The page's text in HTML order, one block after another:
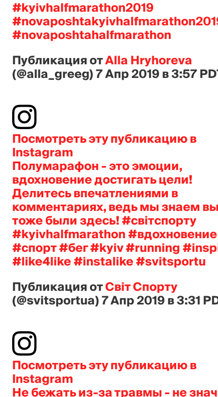
#kyivhalfmarathon2019
#novaposhtahalfmarathon
Публикация отAlla Hryhoreva
(@alla_greeg)7 Апр 2019 в 3:57
Посмотреть эту публикацию в
Instagram
Полумарафон - это эмоции,
вдохновение достигать цели!
Делитесь впечатлениями в
комментариях, ведь мы знаем
тоже были здесь! #світспорту
#kyivhalfmarathon #вдохновение
#спорт #бег #kyiv #running
#like4like #instalike #svitsportu
Публикация отСвiт Спорту
(@svitsportua)7 Апр 2019 в 3:31
Посмотреть эту публикацию в
Instagram
Не бежать из-за травмы - не